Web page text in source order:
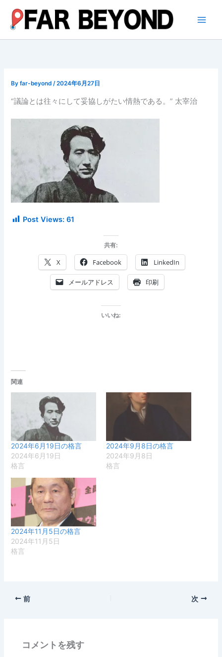
ス
Byfar-beyond/2024年6月27日
“議論とは往々にして妥協しがたい情熱である。” 太宰治
Post Views: 61
共有:
X Facebook LinkedIn
メールアドレス 印刷
いいね:
関連
2024年6月19日の格言
2024年6月19日
格言
2024年9月8日の格言
2024年9月8日
格言
2024年11月5日の格言
2024年11月5日
格言
前 次
コメントを残す